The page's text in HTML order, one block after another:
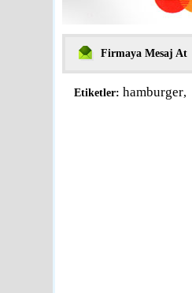
Firmaya Mesaj At
Etiketler: hamburger,